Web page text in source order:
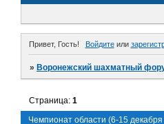
Привет, Гость! Войдитеили
»Воронежский шахматный
Чемпионат области (6-15 декабря
Страница:1